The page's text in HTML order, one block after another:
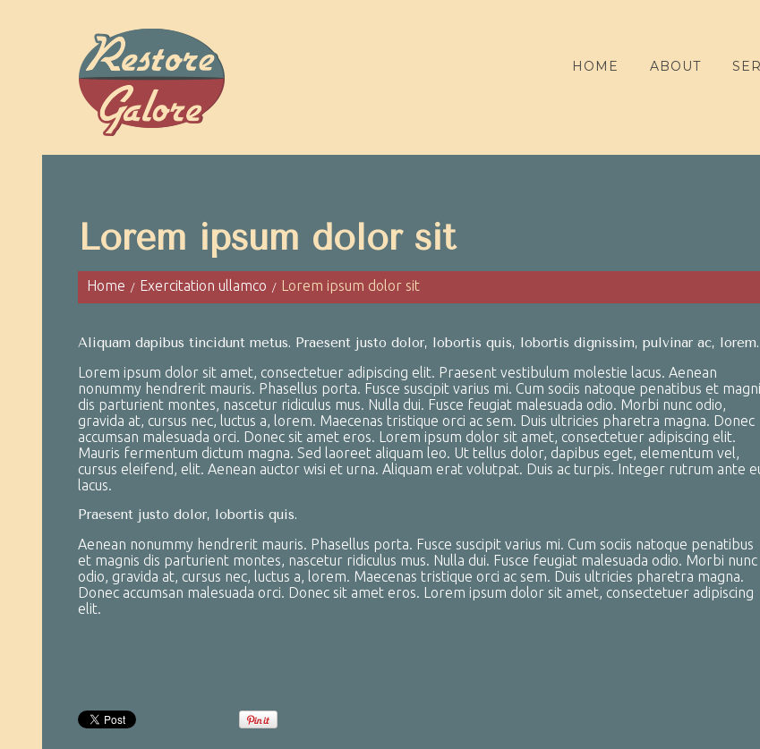
HOME ABOUT
Lorem ipsum dolor sit
Home Exercitation ullamco Lorem ipsum dolor sit
Aliquam dapibus tincidunt metus. Praesent justo dolor, lobortis quis, lobortis dignissim, pulvinar ac, lorem.
Lorem ipsum dolor sit amet, consectetuer adipiscing elit. Praesent vestibulum molestie lacus. Aenean
nonummy hendrerit mauris. Phasellus porta. Fusce suscipit varius mi. Cum sociis natoque penatibus et
dis parturient montes, nascetur ridiculus mus. Nulla dui. Fusce feugiat malesuada odio. Morbi nunc odio,
gravida at, cursus nec, luctus a, lorem. Maecenas tristique orci ac sem. Duis ultricies pharetra magna. Donec
accumsan malesuada orci. Donec sit amet eros. Lorem ipsum dolor sit amet, consectetuer adipiscing elit.
Mauris fermentum dictum magna. Sed laoreet aliquam leo. Ut tellus dolor, dapibus eget, elementum vel,
cursus eleifend, elit. Aenean auctor wisi et urna. Aliquam erat volutpat. Duis ac turpis. Integer rutrum ante
lacus.
Praesent justo dolor, lobortis quis.
Aenean nonummy hendrerit mauris. Phasellus porta. Fusce suscipit varius mi. Cum sociis natoque penatibus
et magnis dis parturient montes, nascetur ridiculus mus. Nulla dui. Fusce feugiat malesuada odio. Morbi nunc
odio, gravida at, cursus nec, luctus a, lorem. Maecenas tristique orci ac sem. Duis ultricies pharetra magna.
Donec accumsan malesuada orci. Donec sit amet eros. Lorem ipsum dolor sit amet, consectetuer adipiscing
elit.